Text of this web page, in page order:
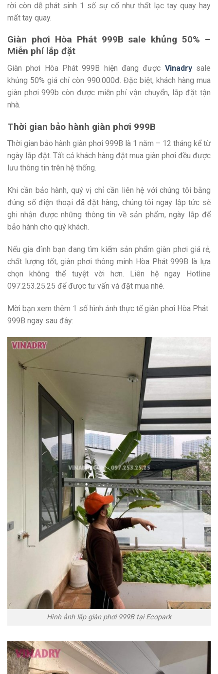
rời còn dễ phát sinh 1 số sự cố như thất lạc tay quay hay
mất tay quay.
Giàn phơi Hòa Phát 999B sale khủng 50% –
Miễn phí lắp đặt
Giàn phơi Hòa Phát 999B hiện đang được Vinadrysale
khủng 50% giá chỉ còn 990.000đ. Đặc biệt, khách hàng mua
giàn phơi 999b còn được miễn phí vận chuyển, lắp đặt tận
nhà.
Thời gian bảo hành giàn phơi 999B
Thời gian bảo hành giàn phơi 999B là 1 năm – 12 tháng kể từ
ngày lắp đặt. Tất cả khách hàng đặt mua giàn phơi đều được
lưu thông tin trên hệ thống.
Khi cần bảo hành, quý vị chỉ cần liên hệ với chúng tôi bằng
đúng số điện thoại đã đặt hàng, chúng tôi ngay lập tức sẽ
ghi nhận được những thông tin về sản phẩm, ngày lắp để
bảo hành cho quý khách.
Nếu gia đình bạn đang tìm kiếm sản phẩm giàn phơi giá rẻ,
chất lượng tốt, giàn phơi thông minh Hòa Phát 999B là lựa
chọn không thể tuyệt vời hơn. Liên hệ ngay Hotline
097.253.25.25 để được tư vấn và đặt mua nhé.
Mời bạn xem thêm 1 số hình ảnh thực tế giàn phơi Hòa Phát
999B ngay sau đây:
Hình ảnh lắp giàn phơi 999B tại Ecopark